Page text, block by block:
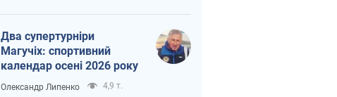
Два супертурніри
Магучіх: спортивний
календар осені 2026 року
Олександр Липенко 4,9 т.